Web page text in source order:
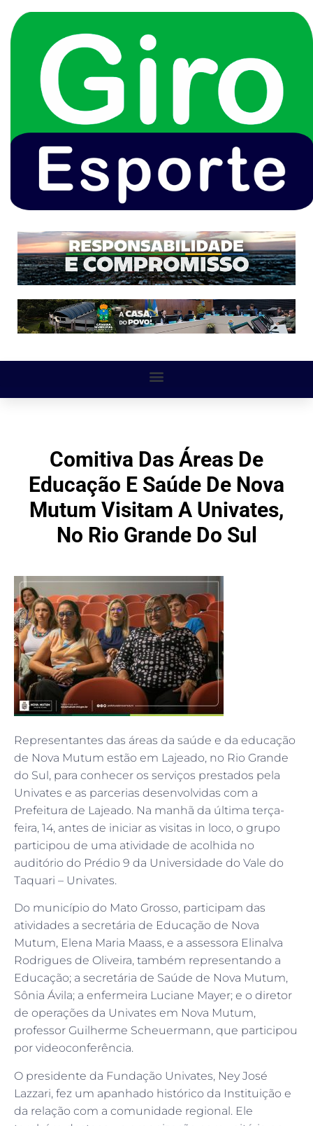
Comitiva Das Áreas De
Educação E Saúde De Nova
Mutum Visitam A Univates,
No Rio Grande Do Sul
Representantes das áreas da saúde e da educação
de Nova Mutum estão em Lajeado, no Rio Grande
do Sul, para conhecer os serviços prestados pela
Univates e as parcerias desenvolvidas com a
Prefeitura de Lajeado. Na manhã da última terça-
feira, 14, antes de iniciar as visitas in loco, o grupo
participou de uma atividade de acolhida no
auditório do Prédio 9 da Universidade do Vale do
Taquari – Univates.
Do município do Mato Grosso, participam das
atividades a secretária de Educação de Nova
Mutum, Elena Maria Maass, e a assessora Elinalva
Rodrigues de Oliveira, também representando a
Educação; a secretária de Saúde de Nova Mutum,
Sônia Ávila; a enfermeira Luciane Mayer; e o diretor
de operações da Univates em Nova Mutum,
professor Guilherme Scheuermann, que participou
por videoconferência.
O presidente da Fundação Univates, Ney José
Lazzari, fez um apanhado histórico da Instituição e
da relação com a comunidade regional. Ele